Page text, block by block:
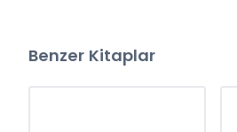
Benzer Kitaplar